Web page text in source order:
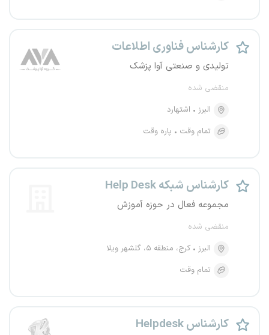
کارشناس فناوری اطلاعات
تولیدی و صنعتی آوا پزشک
منقضی شده
البرز
اشتهارد
تمام وقت
پاره وقت
کارشناس شبکه Help Desk
مجموعه فعال در حوزه آموزش
منقضی شده
البرز
کرج، منطقه ۵، گلشهر ویلا
تمام وقت
کارشناس Helpdesk